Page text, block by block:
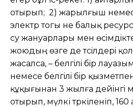
отырып; 2) жарылғыш
электр тогы не балық
су жануарлары мен
жоюдың өзге де тәсiлдерi
жасалса, – белгiлi бiр
немесе белгiлi бiр
құқығынан 3 жылға дейiнгi
отырып, мүлкі тәркіленіп,